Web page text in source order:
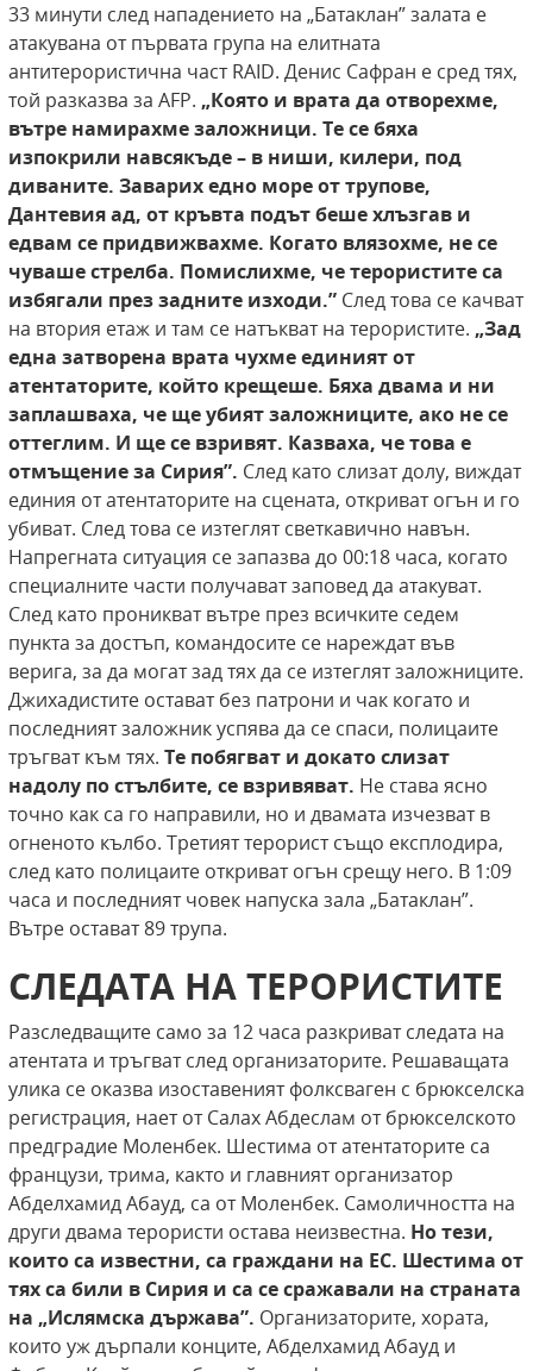
33 минути след нападението на „Батаклан” залата е
атакувана от първата група на елитната
антитерористична част RAID. Денис Сафран е сред тях,
той разказва за AFP. „Която и врата да отворехме,
вътре намирахме заложници. Те се бяха
изпокрили навсякъде – в ниши, килери, под
диваните. Заварих едно море от трупове,
Дантевияад, от кръвта подът беше хлъзгав и
едвам се придвижвахме. Когато влязохме, не се
чувашестрелба. Помислихме, че терористите са
избягали през задните изходи.” След това се качват
на втория етаж и там се натъкват на терористите. „Зад
една затворена врата чухме единият от
атентаторите, който крещеше. Бяха двама и ни
заплашваха, че ще убият заложниците, ако не се
оттеглим. И ще се взривят. Казваха, четова е
отмъщение за Сирия”. След като слизат долу, виждат
единия от атентаторите на сцената, откриват огън и го
убиват. След това се изтеглят светкавично навън.
Напрегната ситуация се запазва до 00:18 часа, когато
специалните части получават заповед да атакуват.
След като проникват вътре през всичките седем
пункта за достъп, командосите се нареждат във
верига, за да могат зад тях да се изтеглят заложниците.
Джихадистите остават без патрони и чак когато и
последният заложник успява да се спаси, полицаите
тръгват към тях. Те побягват и докато слизат
надолу по стълбите, се взривяват. Не става ясно
точно как са го направили, но и двамата изчезват в
огненото кълбо. Третият терорист също експлодира,
след като полицаите откриват огън срещу него. В 1:09
часа и последният човек напуска зала „Батаклан”.
Вътре остават 89 трупа.
СЛЕДАТА НА ТЕРОРИСТИТЕ
Разследващите само за 12 часа разкриват следата на
атентата и тръгват след организаторите. Решаващата
улика се оказва изоставеният фолксваген с брюкселска
регистрация, нает от Салах Абдеслам от брюкселското
предградие Моленбек. Шестима от атентаторите са
французи, трима, както и главният организатор
Абделхамид Абауд, са от Моленбек. Самоличността на
други двама терористи остава неизвестна. Но тези,
които са известни, са граждани на ЕС. Шестима от
тях са били в Сирия и са се сражавали на страната
на „Ислямска държава”. Организаторите, хората,
които уж дърпали конците, Абделхамид Абауд и